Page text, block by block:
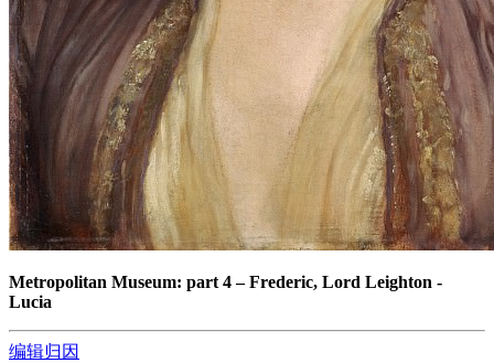
Metropolitan Museum: part 4–Frederic, Lord Leighton -
Lucia
编辑归因